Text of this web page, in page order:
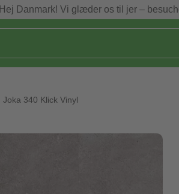
Hej Danmark! Vi glæder os til jer –
Joka 340 Klick Vinyl